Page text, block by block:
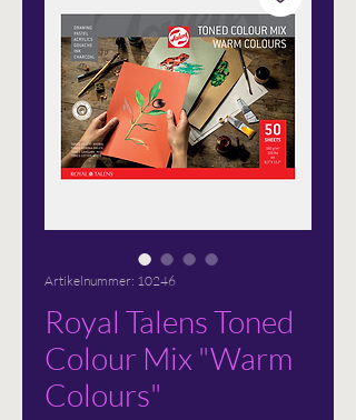
Artikelnummer: 10246
Royal Talens Toned
Colour Mix "Warm
Colours"